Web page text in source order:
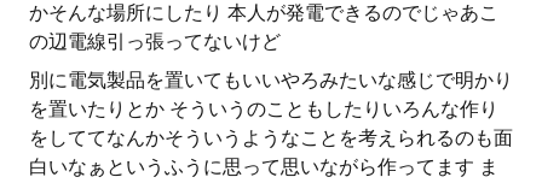
かそんな場所にしたり 本人が発電できるのでじゃあこ
の辺電線引っ張ってないけど
別に電気製品を置いてもいいやろみたいな感じで明かり
を置いたりとか そういうのこともしたりいろんな作り
をしててなんかそういうようなことを考えられるのも面
白いなぁというふうに思って思いながら作ってます ま